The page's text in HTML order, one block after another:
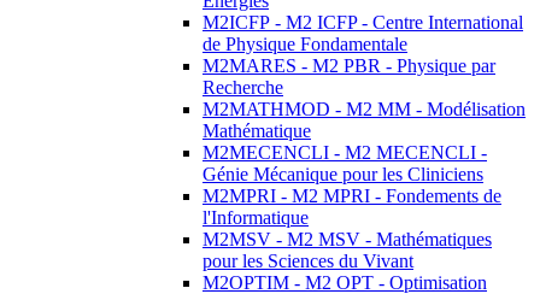
M2ICFP - M2 ICFP - Centre International
de Physique Fondamentale
M2MARES - M2 PBR - Physique par
Recherche
M2MATHMOD - M2 MM - Modélisation
Mathématique
M2MECENCLI - M2 MECENCLI -
Génie Mécanique pour les Cliniciens
M2MPRI - M2 MPRI - Fondements de
l'Informatique
M2MSV - M2 MSV - Mathématiques
pour les Sciences du Vivant
M2OPTIM - M2 OPT - Optimisation